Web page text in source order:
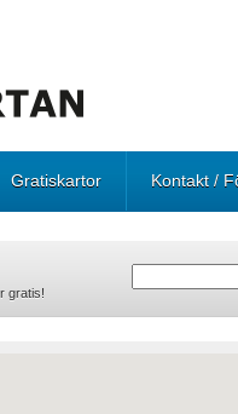
Gratiskartor Kontakt /
gratis!